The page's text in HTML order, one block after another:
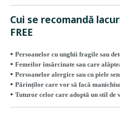
Cui se recomandă
FREE
Persoanelor cu unghii fragile sau
Femeilor însărcinate sau care
Persoanelor alergice sau cu piele
Părinților care vor să facă
Tuturor celor care adoptă un stil de